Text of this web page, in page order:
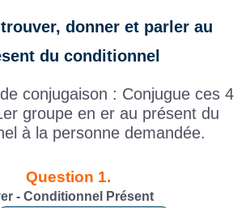
donner et parler au
du conditionnel
conjugaison : Conjugue ces 4
groupe en er au présent du
à la personne demandée.
Question 1.
- Conditionnel Présent